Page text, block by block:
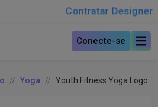
Contratar Designer
Conecte-se
Yoga Youth Fitness Yoga Logo